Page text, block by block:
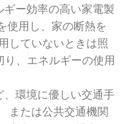
ギー効率の高い家電製
使用し、家の断熱を
していないときは照
、エネルギーの使用
環境に優しい交通手
または公共交通機関